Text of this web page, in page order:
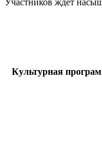
Участников ждет
Культурная